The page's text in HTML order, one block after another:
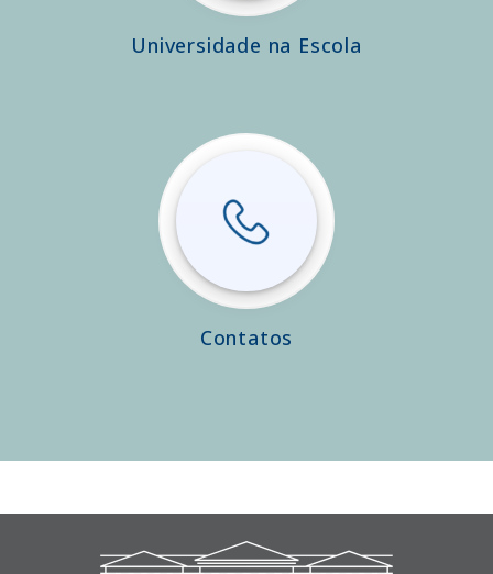
Universidade na Escola
Contatos